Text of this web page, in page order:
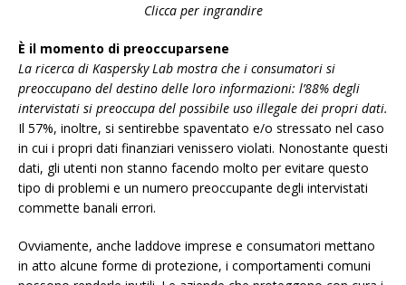
Clicca per ingrandire
È il momento di preoccuparsene
La ricerca di Kaspersky Lab mostra che i consumatori si
preoccupano del destino delle loro informazioni: l’88% degli
intervistati si preoccupa del possibile uso illegale dei propri dati.
Il 57%, inoltre, si sentirebbe spaventato e/o stressato nel caso
in cui i propri dati finanziari venissero violati. Nonostante questi
dati, gli utenti non stanno facendo molto per evitare questo
tipo di problemi e un numero preoccupante degli intervistati
commette banali errori.
Ovviamente, anche laddove imprese e consumatori mettano
in atto alcune forme di protezione, i comportamenti comuni